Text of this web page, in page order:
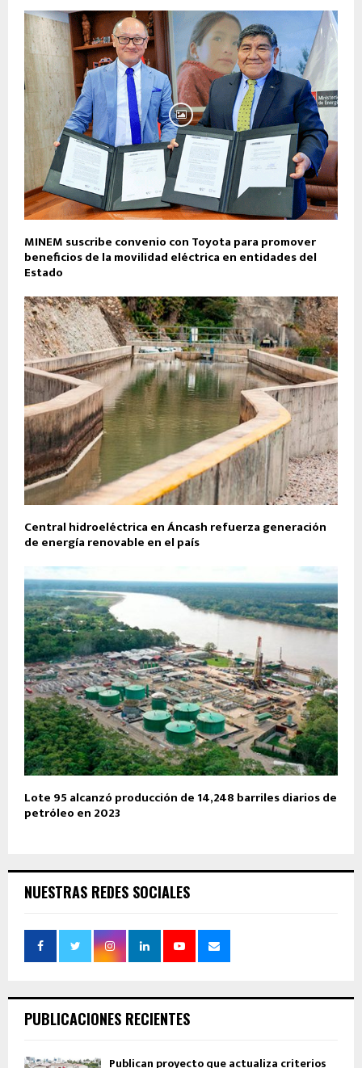
MINEM suscribe convenio con Toyota para promover
beneficios de la movilidad eléctrica en entidades del
Estado
Central hidroeléctrica en Áncash refuerza generación
de energía renovable en el país
Lote 95 alcanzó producción de 14,248 barriles diarios de
petróleo en 2023
NUESTRAS REDES SOCIALES
PUBLICACIONES RECIENTES
Publican proyecto que actualiza criterios